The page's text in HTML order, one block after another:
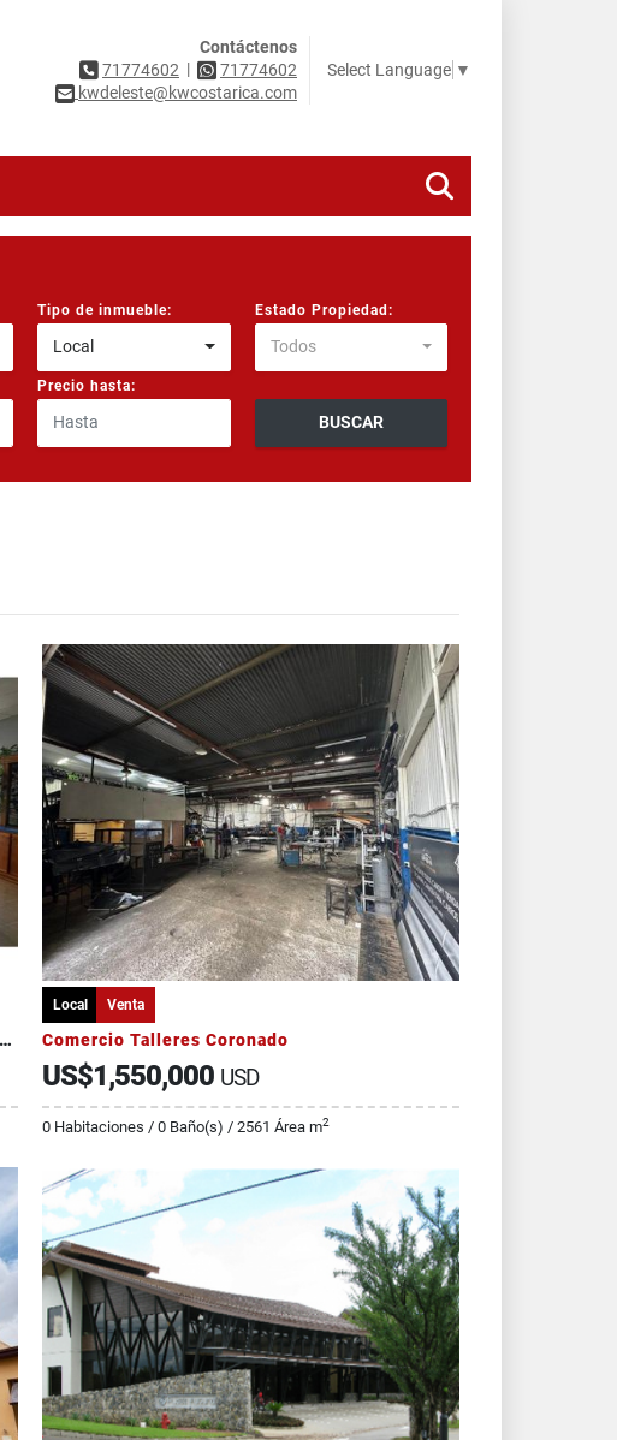
Contáctenos
71774602 |
71774602
kwdeleste@kwcostarica.com
Select Language ▼
Tipo de inmueble:
Local
Estado Propiedad:
Todos
Precio hasta:
BUSCAR
Venta propiedad excelente para clinicas, oficinas, centro educativos
Local Venta
Comercio Talleres Coronado
US$1,550,000 USD
0 Habitaciones / 0 Baño(s) / 2561 Área m2